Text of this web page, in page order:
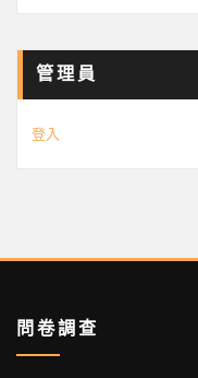
管理員
登入
問卷調查